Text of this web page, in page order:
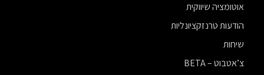
אוטומציה שיווקית
הודעות טרנזקציונליות
שיחות
צ’אטבוט – BETA